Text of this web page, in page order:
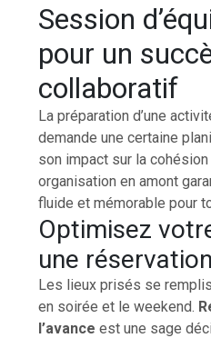
Session
pour un
collaboratif
La préparation d’une
demande une certaine
son impact sur la cohésion
organisation en amont
fluide et mémorable pour
Optimisez
une
Les lieux prisés se
en soirée et le weekend.
l’avance est une sage